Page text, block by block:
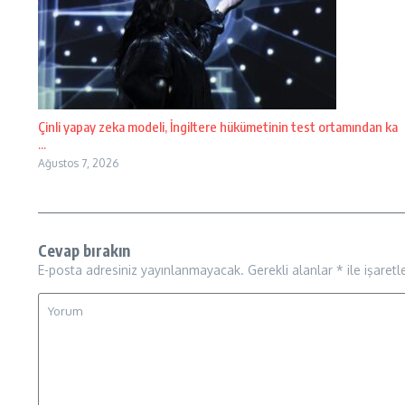
Çinli yapay zeka modeli, İngiltere hükümetinin test ortamından ka
...
Ağustos 7, 2026
Cevap bırakın
E-posta adresiniz yayınlanmayacak. Gerekli alanlar * ile